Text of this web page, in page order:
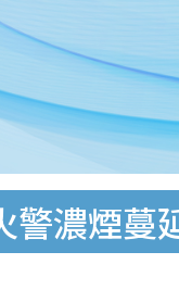
警濃煙蔓